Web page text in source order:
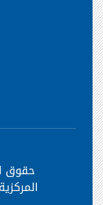
حقوق